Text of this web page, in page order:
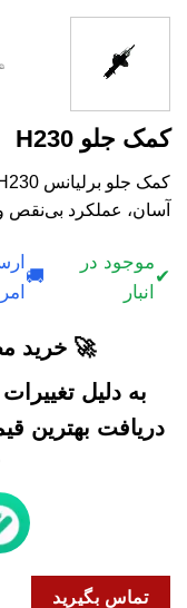
کمک جلو H230
آسان، عملکرد بی‌نقص
✔
موجود در
انبار
🚚
🚀 خرید
به دلیل
دریافت بهترین
تماس بگیرید